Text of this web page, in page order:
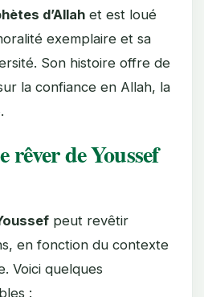
d’Allah et est loué
exemplaire et sa
Son histoire offre de
la confiance en Allah, la
de Youssef
peut revêtir
en fonction du contexte
Voici quelques
: